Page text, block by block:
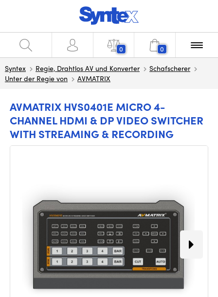
0 0
Syntex Regie, Drahtlos AV und Konverter
Schafscherer
Unter der Regie von
AVMATRIX
AVMATRIX HVS0401E MICRO 4-
CHANNEL HDMI & DP VIDEO SWITCHER
WITH STREAMING & RECORDING